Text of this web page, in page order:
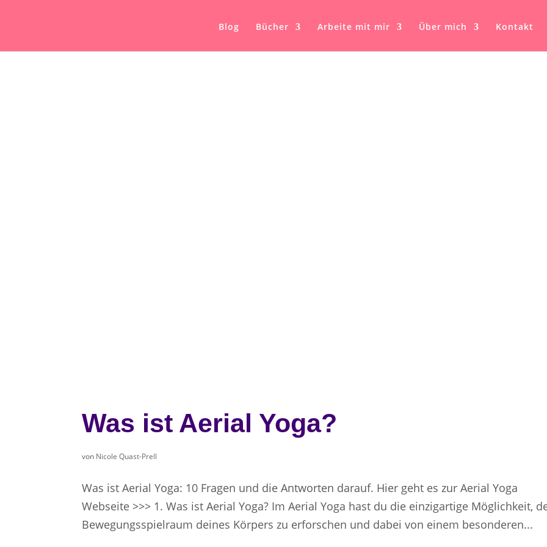
Blog Bücher Arbeite mit mir Über mich Kontakt
Was ist Aerial Yoga?
von Nicole Quast-Prell
Was ist Aerial Yoga: 10 Fragen und die Antworten darauf. Hier geht es zur Aerial Yoga
Webseite >>> 1. Was ist Aerial Yoga? Im Aerial Yoga hast du die einzigartige Möglichkeit,
Bewegungsspielraum deines Körpers zu erforschen und dabei von einem besonderen...